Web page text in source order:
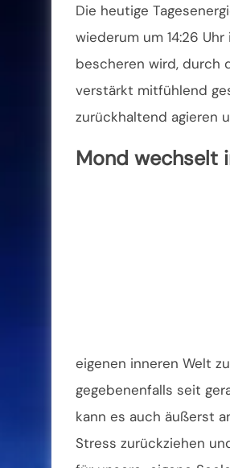
Die heutige
wiederum um 14:26
bescheren wird, durch
verstärkt mitfühlend
zurückhaltend agieren
Mond wechselt
eigenen inneren Welt
gegebenenfalls seit
kann es auch äußerst
Stress zurückziehen